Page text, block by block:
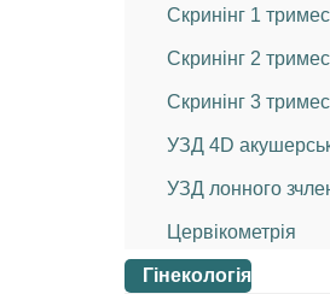
Скринінг 1
Скринінг 2
Скринінг 3
УЗД 4D
УЗД лонного
Цервікометрія
Гінекологія